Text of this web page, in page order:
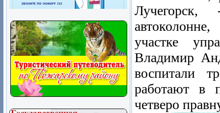
Лучегорск,
участке
Владимир
воспитали
работают в
четверо